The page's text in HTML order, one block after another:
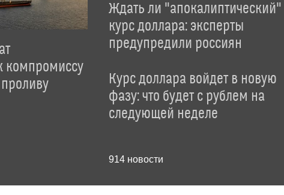
компромиссу
Ждать ли "апокалиптический"
курс доллара: эксперты
предупредили россиян
Курс доллара войдет в новую
фазу: что будет с рублем на
следующей неделе
914новости